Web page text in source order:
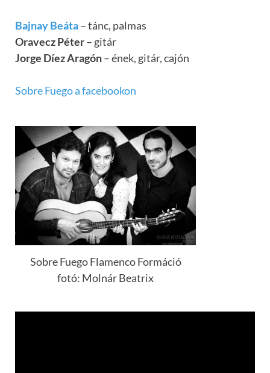
Bajnay Beáta– tánc, palmas
Oravecz Péter– gitár
Jorge Díez Aragón– ének, gitár, cajón
Sobre Fuego a facebookon
Sobre Fuego Flamenco Formáció
fotó: Molnár Beatrix